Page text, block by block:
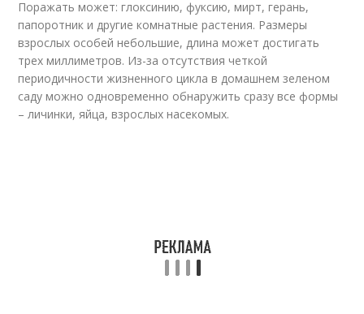
Поражать может: глоксинию, фуксию, мирт, герань,
папоротник и другие комнатные растения. Размеры
взрослых особей небольшие, длина может достигать
трех миллиметров. Из-за отсутствия четкой
периодичности жизненного цикла в домашнем зеленом
саду можно одновременно обнаружить сразу все формы
– личинки, яйца, взрослых насекомых.